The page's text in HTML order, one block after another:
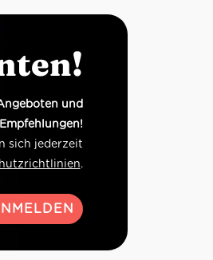
und
Empfehlungen!
sich jederzeit
.